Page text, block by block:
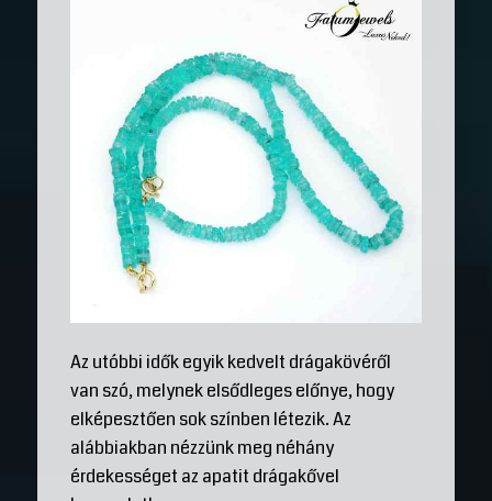
Az utóbbi idők egyik kedvelt drágakövéről
van szó, melynek elsődleges előnye, hogy
elképesztően sok színben létezik. Az
alábbiakban nézzünk meg néhány
érdekességet az apatit drágakővel